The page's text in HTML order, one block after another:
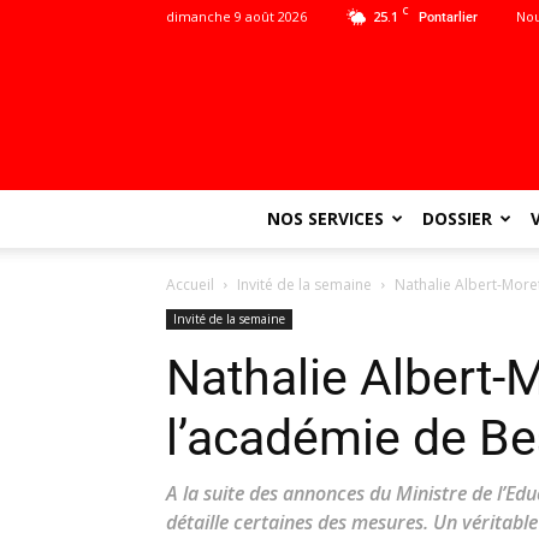
25.1 C Pontarlier
dimanche 9 août 2026
NOS SERVICES DOSSIER
Accueil Invité de la semaine Nathalie Albert-
Invité de la semaine
Nathalie Albert-
l’académie de
A la suite des annonces du Ministre de
détaille certaines des mesures. Un